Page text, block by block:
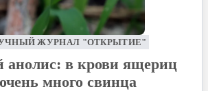
ЖУРНАЛ "ОТКРЫТИЕ"
анолис: в крови ящериц
много свинца